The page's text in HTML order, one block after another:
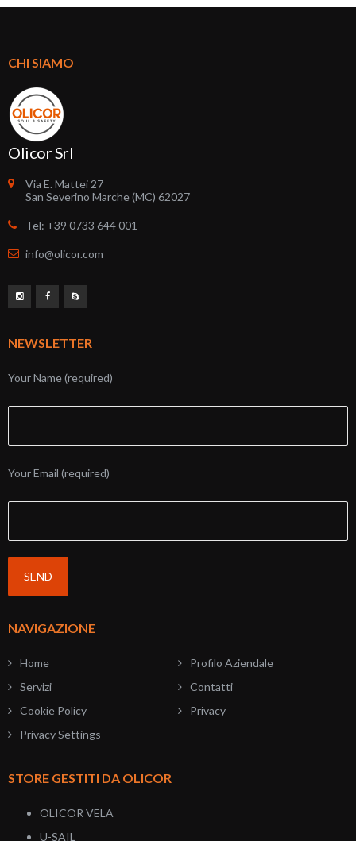
CHI SIAMO
Olicor Srl
Via E. Mattei 27
San Severino Marche (MC) 62027
Tel: +39 0733 644 001
info@olicor.com
NEWSLETTER
Your Name (required)
Your Email (required)
NAVIGAZIONE
Home
Profilo Aziendale
Servizi
Contatti
Cookie Policy
Privacy
Privacy Settings
STORE GESTITI DA OLICOR
OLICOR VELA
U-SAIL